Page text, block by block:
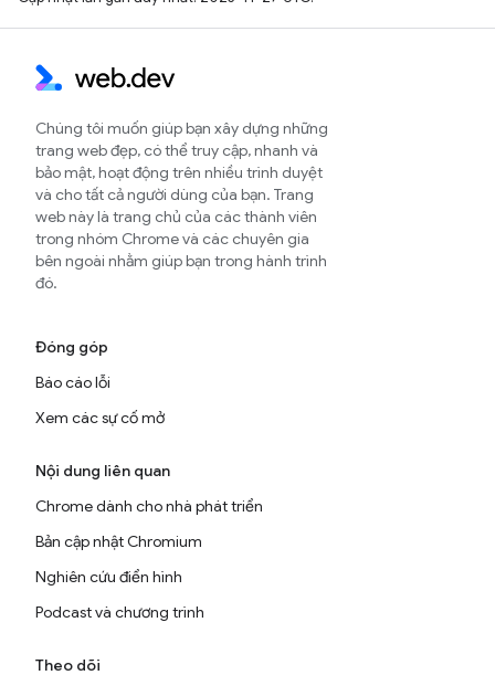
Chúng tôi muốn giúp bạn xây dựng những
trang web đẹp, có thể truy cập, nhanh và
bảo mật, hoạt động trên nhiều trình duyệt
và cho tất cả người dùng của bạn. Trang
web này là trang chủ của các thành viên
trong nhóm Chrome và các chuyên gia
bên ngoài nhằm giúp bạn trong hành trình
đó.
Đóng góp
Báo cáo lỗi
Xem các sự cố mở
Nội dung liên quan
Chrome dành cho nhà phát triển
Bản cập nhật Chromium
Nghiên cứu điển hình
Podcast và chương trình
Theo dõi